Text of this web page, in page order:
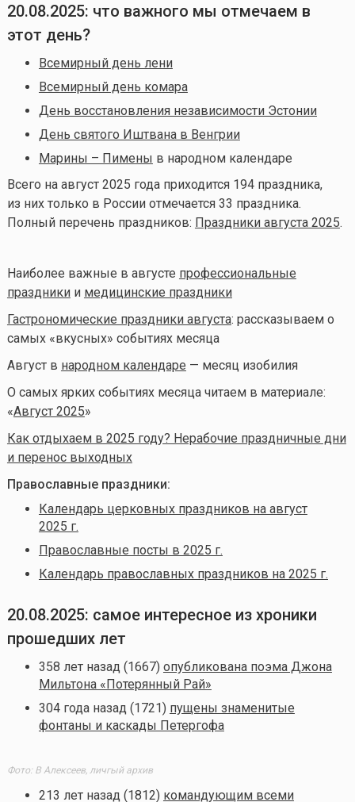
20.08.2025: что важного мы отмечаем в
этот день?
Всемирный день лени
Всемирный день комара
День восстановления независимости Эстонии
День святого Иштвана в Венгрии
Марины – Пимены в народном календаре
Всего на август 2025 года приходится 194 праздника,
из них только в России отмечается 33 праздника.
Полный перечень праздников: Праздники августа 2025.
Наиболее важные в августе профессиональные
праздникии медицинские праздники
Гастрономические праздники августа: рассказываем о
самых «вкусных» событиях месяца
Август в народном календаре — месяц изобилия
О самых ярких событиях месяца читаем в материале:
«Август 2025»
Как отдыхаем в 2025 году? Нерабочие праздничные дни
и перенос выходных
Православные праздники:
Календарь церковных праздников на август
2025 г.
Православные посты в 2025 г.
Календарь православных праздников на 2025 г.
20.08.2025: самое интересное из хроники
прошедших лет
358 лет назад (1667) опубликована поэма Джона
Мильтона «Потерянный Рай»
304 года назад (1721) пущены знаменитые
фонтаны и каскады Петергофа
Фото: В Алексеев, личгый архив
213 лет назад (1812) командующим всеми